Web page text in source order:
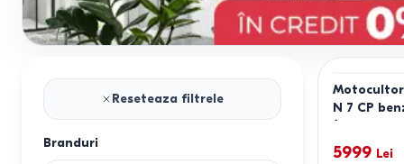
Reseteaza filtrele
Branduri
Motocultor
N 7 CP
(Benzina, 7
5999 Lei